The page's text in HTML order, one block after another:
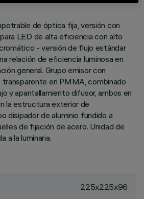
de óptica fija, versión con
LED de alta eficiencia con alto
- versión de flujo estándar
relación de eficiencia luminosa en
general. Grupo emisor con
en PMMA, combinado
y apantallamiento difusor, ambos en
la estructura exterior de
disipador de aluminio fundido a
de fijación de acero. Unidad de
a la luminaria.
225x225x96